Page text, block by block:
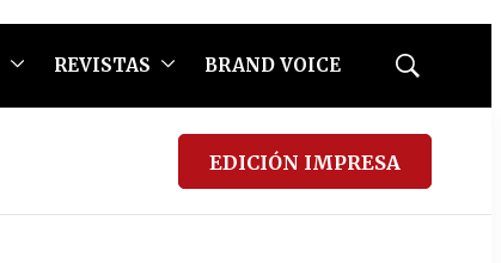
REVISTAS BRAND VOICE
Mostrar
EDICIÓN IMPRESA